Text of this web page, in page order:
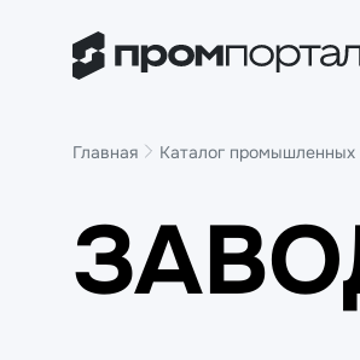
Главная Каталог промышленных